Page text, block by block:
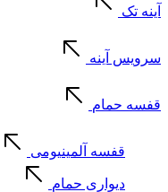
آینه تک
سرویس آینه
قفسه حمام
قفسه آلمینیومی
دیواری حمام